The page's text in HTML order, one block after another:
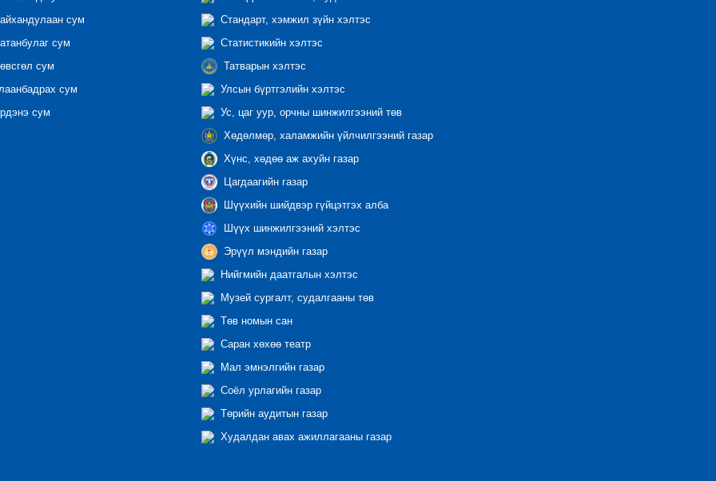
сум
сум
сум
сум
сум
Стандарт, хэмжил зүйн хэлтэс
Статистикийн хэлтэс
Татварын хэлтэс
Улсын бүртгэлийн хэлтэс
Ус, цаг уур, орчны шинжилгээний төв
Хөдөлмөр, халамжийн үйлчилгээний газар
Хүнс, хөдөө аж ахуйн газар
Цагдаагийн газар
Шүүхийн шийдвэр гүйцэтгэх алба
Шүүх шинжилгээний хэлтэс
Эрүүл мэндийн газар
Нийгмийн даатгалын хэлтэс
Музей сургалт, судалгааны төв
Төв номын сан
Саран хөхөө театр
Мал эмнэлгийн газар
Соёл урлагийн газар
Төрийн аудитын газар
Худалдан авах ажиллагааны газар